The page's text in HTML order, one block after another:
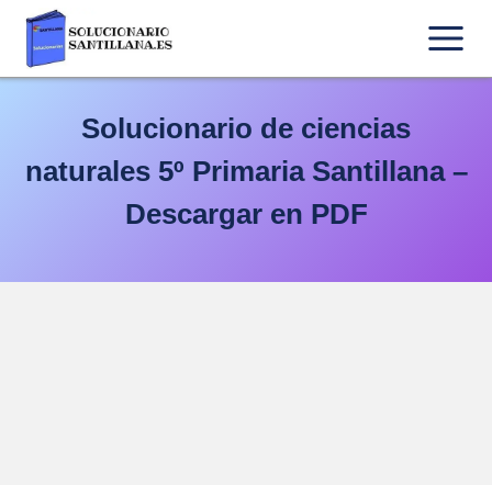
Saltar
contenido
Solucionario de ciencias
naturales 5º Primaria Santillana –
Descargar en PDF